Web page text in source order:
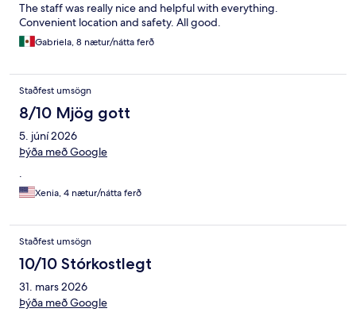
The staff was really nice and helpful with everything.
Convenient location and safety. All good.
Gabriela, 8 nætur/nátta ferð
Staðfest umsögn
8/10 Mjög gott
5. júní 2026
Þýða með Google
.
Xenia, 4 nætur/nátta ferð
Staðfest umsögn
10/10 Stórkostlegt
31. mars 2026
Þýða með Google